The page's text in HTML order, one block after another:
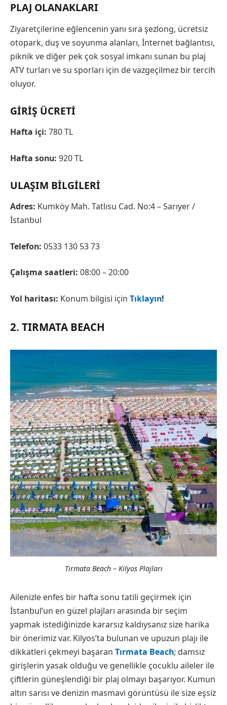
PLAJ OLANAKLARI
Ziyaretçilerine eğlencenin yanı sıra şezlong, ücretsiz
otopark, duş ve soyunma alanları, İnternet bağlantısı,
piknik ve diğer pek çok sosyal imkanı sunan bu plaj
ATV turları ve su sporları için de vazgeçilmez bir tercih
oluyor.
GIRIŞ ÜCRETI
Hafta içi: 780 TL
Hafta sonu: 920 TL
ULAŞIM BILGILERI
Adres: Kumköy Mah. Tatlısu Cad. No:4 – Sarıyer /
İstanbul
Telefon: 0533 130 53 73
Çalışma saatleri: 08:00 – 20:00
Yol haritası: Konum bilgisi için Tıklayın!
2. TIRMATA BEACH
Tırmata Beach – Kilyos Plajları
Ailenizle enfes bir hafta sonu tatili geçirmek için
İstanbul’un en güzel plajları arasında bir seçim
yapmak istediğinizde kararsız kaldıysanız size harika
bir önerimiz var. Kilyos’ta bulunan ve upuzun plajı ile
dikkatleri çekmeyi başaran Tırmata Beach; damsız
girişlerin yasak olduğu ve genellikle çocuklu aileler ile
çiftlerin güneşlendiği bir plaj olmayı başarıyor. Kumun
altın sarısı ve denizin masmavi görüntüsü ile size eşsiz